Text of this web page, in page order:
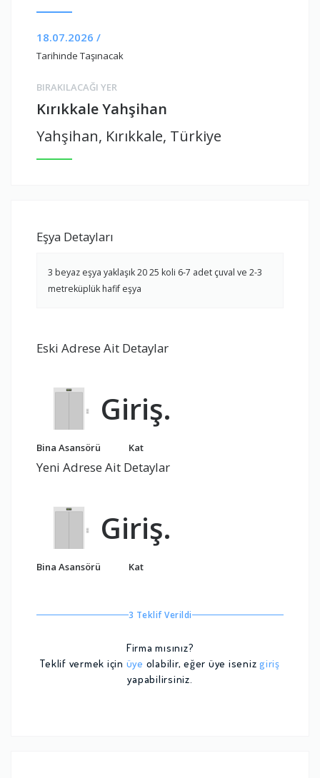
18.07.2026 /
Tarihinde Taşınacak
BIRAKILACAĞI YER
Kırıkkale Yahşihan
Yahşihan, Kırıkkale, Türkiye
Eşya Detayları
3 beyaz eşya yaklaşık 20 25 koli 6-7 adet çuval ve 2-3
metreküplük hafif eşya
Eski Adrese Ait Detaylar
Bina Asansörü
Giriş.
Kat
Yeni Adrese Ait Detaylar
Bina Asansörü
Giriş.
Kat
3 Teklif Verildi
Firma mısınız?
Teklif vermek için üye olabilir, eğer üye iseniz giriş
yapabilirsiniz.